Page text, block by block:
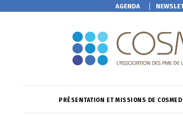
AGENDA
PRÉSENTATION ET MISSIONS DE COSMED